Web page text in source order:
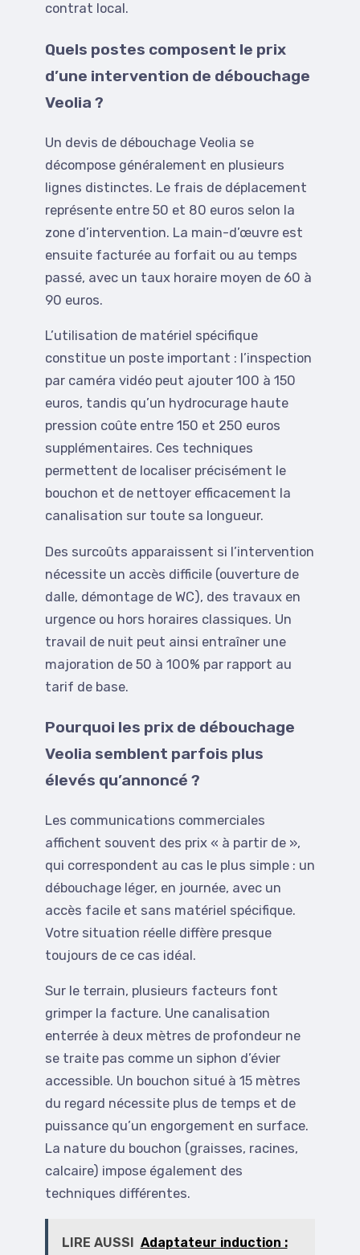
contrat local.
Quels postes composent le prix
d’une intervention de débouchage
Veolia ?
Un devis de débouchage Veolia se
décompose généralement en plusieurs
lignes distinctes. Le frais de déplacement
représente entre 50 et 80 euros selon la
zone d’intervention. La main-d’œuvre est
ensuite facturée au forfait ou au temps
passé, avec un taux horaire moyen de 60 à
90 euros.
L’utilisation de matériel spécifique
constitue un poste important : l’inspection
par caméra vidéo peut ajouter 100 à 150
euros, tandis qu’un hydrocurage haute
pression coûte entre 150 et 250 euros
supplémentaires. Ces techniques
permettent de localiser précisément le
bouchon et de nettoyer efficacement la
canalisation sur toute sa longueur.
Des surcoûts apparaissent si l’intervention
nécessite un accès difficile (ouverture de
dalle, démontage de WC), des travaux en
urgence ou hors horaires classiques. Un
travail de nuit peut ainsi entraîner une
majoration de 50 à 100% par rapport au
tarif de base.
Pourquoi les prix de débouchage
Veolia semblent parfois plus
élevés qu’annoncé ?
Les communications commerciales
affichent souvent des prix « à partir de »,
qui correspondent au cas le plus simple : un
débouchage léger, en journée, avec un
accès facile et sans matériel spécifique.
Votre situation réelle diffère presque
toujours de ce cas idéal.
Sur le terrain, plusieurs facteurs font
grimper la facture. Une canalisation
enterrée à deux mètres de profondeur ne
se traite pas comme un siphon d’évier
accessible. Un bouchon situé à 15 mètres
du regard nécessite plus de temps et de
puissance qu’un engorgement en surface.
La nature du bouchon (graisses, racines,
calcaire) impose également des
techniques différentes.
LIRE AUSSI
Adaptateur induction :